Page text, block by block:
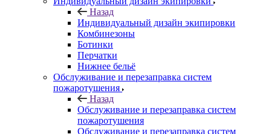
Назад
Индивидуальный дизайн экипировки
Комбинезоны
Ботинки
Перчатки
Нижнее бельё
Обслуживание и перезаправка систем
пожаротушения
Назад
Обслуживание и перезаправка систем
пожаротушения
Обслуживание и перезаправка систем